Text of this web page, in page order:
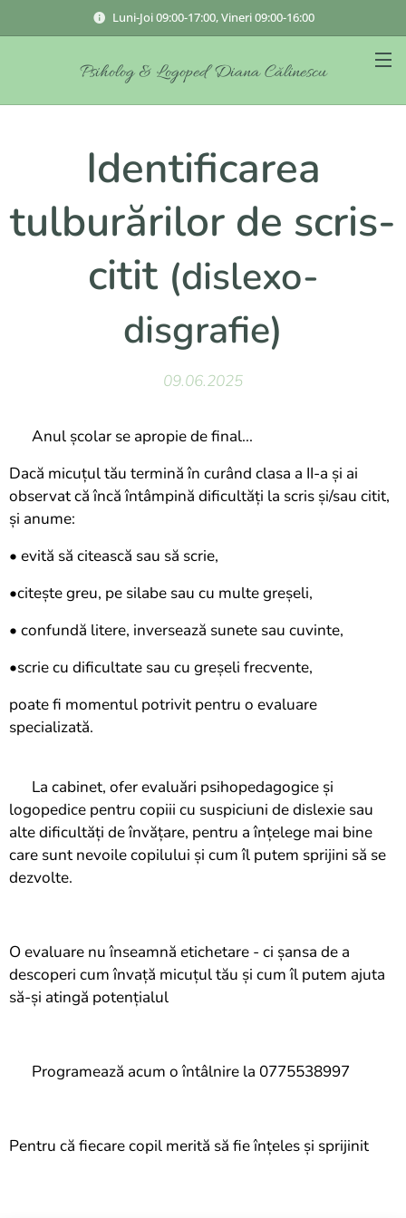
Luni-Joi 09:00-17:00, Vineri 09:00-16:00
Psiholog & Logoped Diana Călinescu
Identificarea
tulburărilor de scris-
citit (dislexo-
disgrafie)
09.06.2025
✨ Anul școlar se apropie de final...
Dacă micuțul tău termină în curând clasa a II-a și ai
observat că încă întâmpină dificultăți la scris și/sau citit,
și anume:
• evită să citească sau să scrie,
•citește greu, pe silabe sau cu multe greșeli,
• confundă litere, inversează sunete sau cuvinte,
•scrie cu dificultate sau cu greșeli frecvente,
poate fi momentul potrivit pentru o evaluare
specializată.
📌 La cabinet, ofer evaluări psihopedagogice și
logopedice pentru copiii cu suspiciuni de dislexie sau
alte dificultăți de învățare, pentru a înțelege mai bine
care sunt nevoile copilului și cum îl putem sprijini să se
dezvolte.
O evaluare nu înseamnă etichetare - ci șansa de a
descoperi cum învață micuțul tău și cum îl putem ajuta
să-și atingă potențialul 😊
📅 Programează acum o întâlnire la 0775538997
Pentru că fiecare copil merită să fie înțeles și sprijinit ❤